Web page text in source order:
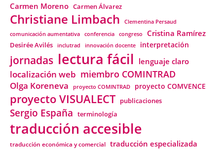
Carmen Moreno Carmen Álvarez
Christiane Limbach
Clementina Persaud
comunicación aumentativa
conferencia congreso Cristina Ramírez
Desirée Avilés inclutrad innovación docente interpretación
jornadas lectura fácil lenguaje claro
localización web miembro COMINTRAD
Olga Koreneva proyecto COMINTRAD proyecto COMVENCE
proyecto VISUALECT publicaciones
Sergio España terminología
traducción accesible
traducción económica y comercial traducción especializada